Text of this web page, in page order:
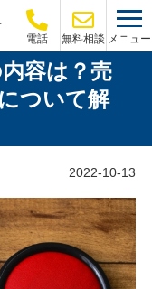
電話 無料相談 メニュー
容は？売
ついて解
2022-10-13